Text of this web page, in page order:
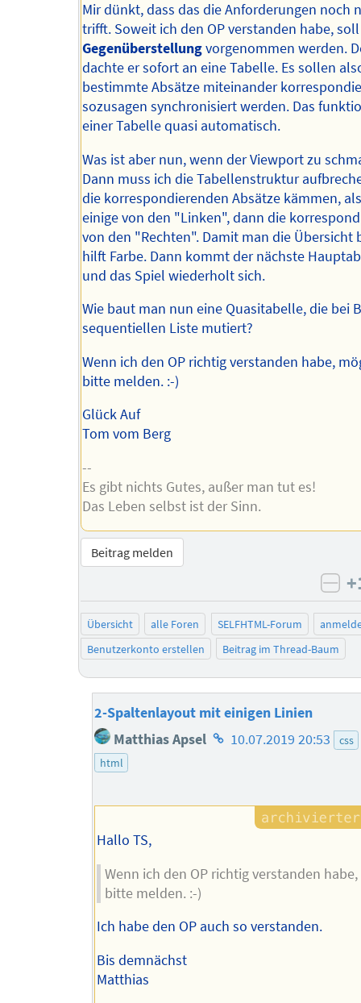
Mir dünkt, dass das die Anforderungen noch
trifft. Soweit ich den OP verstanden habe,
Gegenüberstellungvorgenommen werden.
dachte er sofort an eine Tabelle. Es sollen
bestimmte Absätze miteinander
sozusagen synchronisiert werden. Das
einer Tabelle quasi automatisch.
Was ist aber nun, wenn der Viewport zu
Dann muss ich die Tabellenstruktur
die korrespondierenden Absätze kämmen,
einige von den "Linken", dann die
von den "Rechten". Damit man die Übersicht
hilft Farbe. Dann kommt der nächste
und das Spiel wiederholt sich.
Wie baut man nun eine Quasitabelle, die bei
sequentiellen Liste mutiert?
Wenn ich den OP richtig verstanden habe,
bitte melden. :-)
Glück Auf
Tom vom Berg
--
Es gibt nichts Gutes, außer man tut es!
Das Leben selbst ist der Sinn.
Beitrag melden
Übersicht alle Foren SELFHTML-Forum
Benutzerkonto erstellen
Beitrag im Thread-Baum
2-Spaltenlayout mit einigen Linien
Matthias Apsel Homepage
10.07.2019 20:53
css
html
Hallo TS,
Wenn ich den OP richtig verstanden
bitte melden. :-)
Ich habe den OP auch so verstanden.
Bis demnächst
Matthias